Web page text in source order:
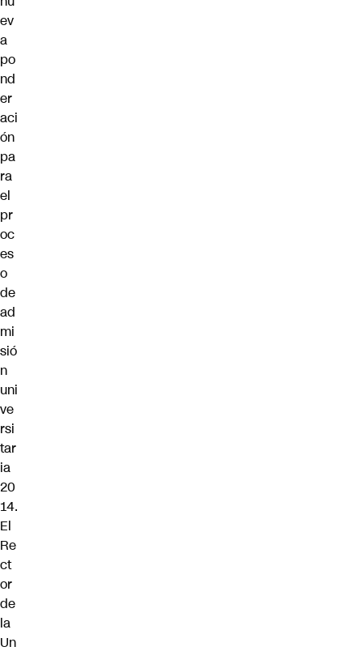
ev
a
po
nd
er
aci
ón
pa
ra
el
pr
oc
es
o
de
ad
mi
sió
n
uni
ve
rsi
tar
ia
20
14.
El
Re
ct
or
de
la
Un